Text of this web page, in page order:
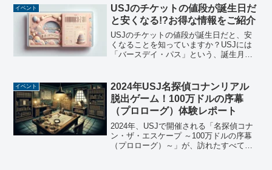
すね。そんな方にお得なチケット情報を
お伝えします。usjには...
イベント
USJのチケットの値段が誕生日だ
と安くなる!?お得な情報をご紹介
USJのチケットの値段が誕生日だと、安
くなることを知っていますか？USJには
「バースデイ・パス」という、誕生月と
く購入することができる、お得なパスに
なっています！今回は...
イベント
2024年USJ名探偵コナンリアル
脱出ゲーム！100万ドルの序幕
（プロローグ）体験レポート
2024年、USJで開催される「名探偵コナ
ン・ザ・エスケープ ～100万ドルの序幕
（プロローグ）～」が、訪れたすべての